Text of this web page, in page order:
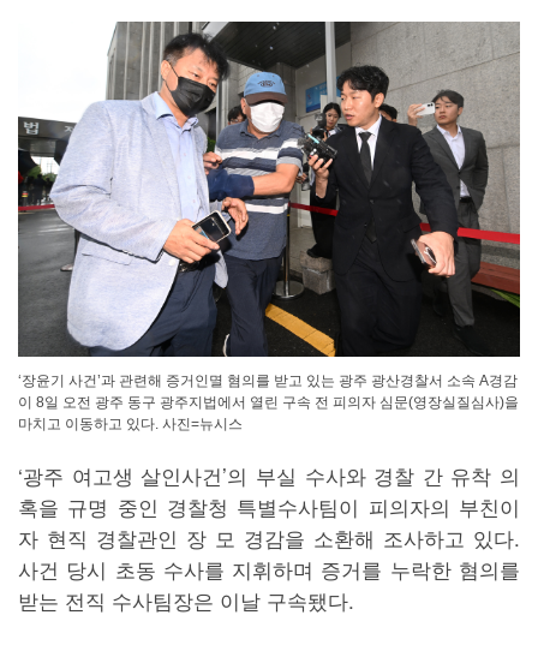
‘장윤기 사건’과 관련해 증거인멸 혐의를 받고 있는 광주 광산경찰서 소속 A경감
이 8일 오전 광주 동구 광주지법에서 열린 구속 전 피의자 심문(영장실질심사)을
마치고 이동하고 있다. 사진=뉴시스
‘광주 여고생 살인사건’의 부실 수사와 경찰 간 유착 의
혹을 규명 중인 경찰청 특별수사팀이 피의자의 부친이
자 현직 경찰관인 장 모 경감을 소환해 조사하고 있다.
사건 당시 초동 수사를 지휘하며 증거를 누락한 혐의를
받는 전직 수사팀장은 이날 구속됐다.